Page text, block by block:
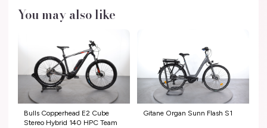
You may also like
Bulls Copperhead E2 Cube
Stereo Hybrid 140 HPC Team
Gitane Organ Sunn Flash S1